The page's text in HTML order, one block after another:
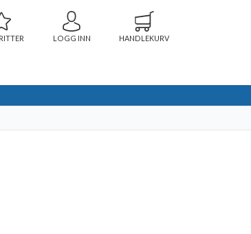
LOGG INN HANDLEKURV